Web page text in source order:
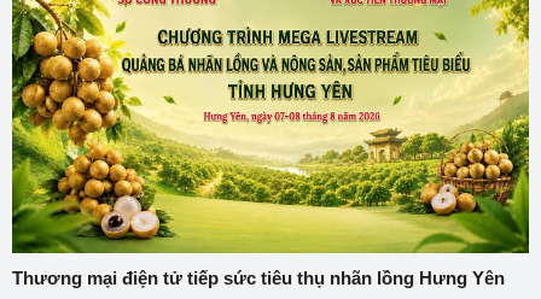
Thương mại điện tử tiếp sức tiêu thụ nhãn lồng Hưng Yên